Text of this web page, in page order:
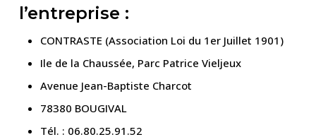
l’entreprise :
CONTRASTE (Association Loi du 1er Juillet 1901)
Ile de la Chaussée, Parc Patrice Vieljeux
Avenue Jean-Baptiste Charcot
78380 BOUGIVAL
Tél. : 06.80.25.91.52